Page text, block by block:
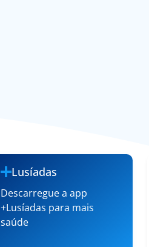
Lusíadas
Descarregue a app
+Lusíadas para mais
saúde